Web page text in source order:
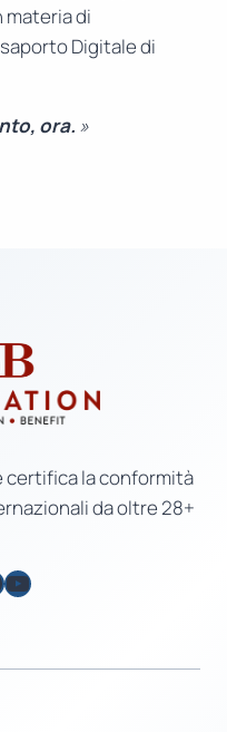
materia di
Digitale di
ora. »
certifica la conformità
da oltre 28+
YouTube